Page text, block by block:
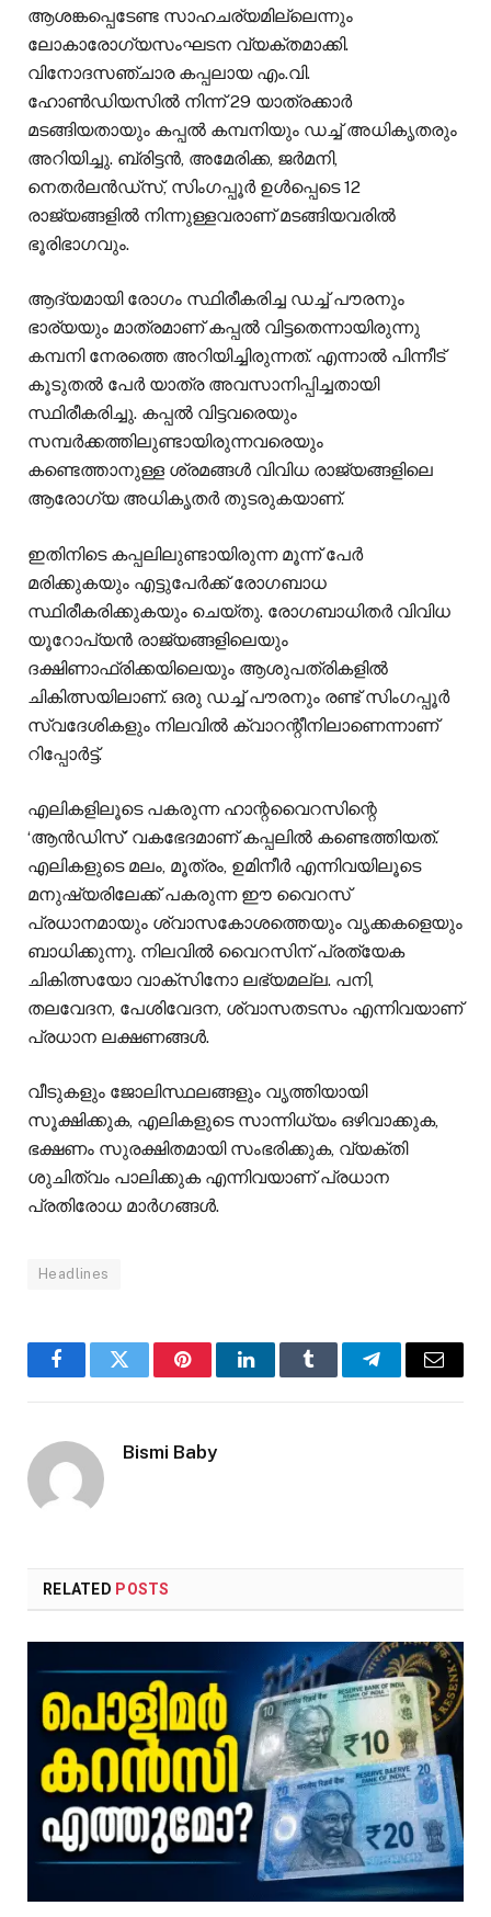
ആശങ്കപ്പെടേണ്ട സാഹചര്യമില്ലെന്നും
ലോകാരോഗ്യസംഘടന വ്യക്തമാക്കി.
വിനോദസഞ്ചാര കപ്പലായ എം.വി.
ഹോൺഡിയസിൽ നിന്ന് 29 യാത്രക്കാർ
മടങ്ങിയതായും കപ്പൽ കമ്പനിയും ഡച്ച് അധികൃതരും
അറിയിച്ചു. ബ്രിട്ടൻ, അമേരിക്ക, ജർമനി,
നെതർലൻഡ്സ്, സിംഗപ്പൂർ ഉൾപ്പെടെ 12
രാജ്യങ്ങളിൽ നിന്നുള്ളവരാണ് മടങ്ങിയവരിൽ
ഭൂരിഭാഗവും.
ആദ്യമായി രോഗം സ്ഥിരീകരിച്ച ഡച്ച് പൗരനും
ഭാര്യയും മാത്രമാണ് കപ്പൽ വിട്ടതെന്നായിരുന്നു
കമ്പനി നേരത്തെ അറിയിച്ചിരുന്നത്. എന്നാൽ പിന്നീട്
കൂടുതൽ പേർ യാത്ര അവസാനിപ്പിച്ചതായി
സ്ഥിരീകരിച്ചു. കപ്പൽ വിട്ടവരെയും
സമ്പർക്കത്തിലുണ്ടായിരുന്നവരെയും
കണ്ടെത്താനുള്ള ശ്രമങ്ങൾ വിവിധ രാജ്യങ്ങളിലെ
ആരോഗ്യ അധികൃതർ തുടരുകയാണ്.
ഇതിനിടെ കപ്പലിലുണ്ടായിരുന്ന മൂന്ന് പേർ
മരിക്കുകയും എട്ടുപേർക്ക് രോഗബാധ
സ്ഥിരീകരിക്കുകയും ചെയ്തു. രോഗബാധിതർ വിവിധ
യൂറോപ്യൻ രാജ്യങ്ങളിലെയും
ദക്ഷിണാഫ്രിക്കയിലെയും ആശുപത്രികളിൽ
ചികിത്സയിലാണ്. ഒരു ഡച്ച് പൗരനും രണ്ട് സിംഗപ്പൂർ
സ്വദേശികളും നിലവിൽ ക്വാറന്റീനിലാണെന്നാണ്
റിപ്പോർട്ട്.
എലികളിലൂടെ പകരുന്ന ഹാന്റവൈറസിന്റെ
‘ആൻഡിസ്’ വകഭേദമാണ് കപ്പലിൽ കണ്ടെത്തിയത്.
എലികളുടെ മലം, മൂത്രം, ഉമിനീർ എന്നിവയിലൂടെ
മനുഷ്യരിലേക്ക് പകരുന്ന ഈ വൈറസ്
പ്രധാനമായും ശ്വാസകോശത്തെയും വൃക്കകളെയും
ബാധിക്കുന്നു. നിലവിൽ വൈറസിന് പ്രത്യേക
ചികിത്സയോ വാക്സിനോ ലഭ്യമല്ല. പനി,
തലവേദന, പേശിവേദന, ശ്വാസതടസം എന്നിവയാണ്
പ്രധാന ലക്ഷണങ്ങൾ.
വീടുകളും ജോലിസ്ഥലങ്ങളും വൃത്തിയായി
സൂക്ഷിക്കുക, എലികളുടെ സാന്നിധ്യം ഒഴിവാക്കുക,
ഭക്ഷണം സുരക്ഷിതമായി സംഭരിക്കുക, വ്യക്തി
ശുചിത്വം പാലിക്കുക എന്നിവയാണ് പ്രധാന
പ്രതിരോധ മാർഗങ്ങൾ.
Headlines
FacebookTwitter PinterestLinkedInTumblr TelegramEmail
Bismi Baby
RELATED POSTS